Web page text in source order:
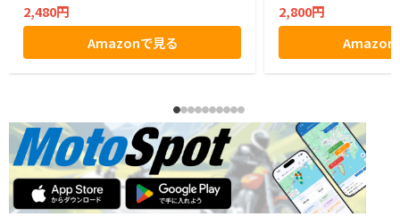
2,480円
Amazonで見る
2,800円
Amazon